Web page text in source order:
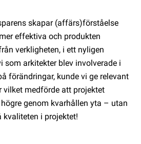
skapar (affärs)förståelse
effektiva och produkten
verkligheten, i ett nyligen
som arkitekter blev involverade i
förändringar, kunde vi ge relevant
vilket medförde att projektet
genom kvarhållen yta – utan
i projektet!